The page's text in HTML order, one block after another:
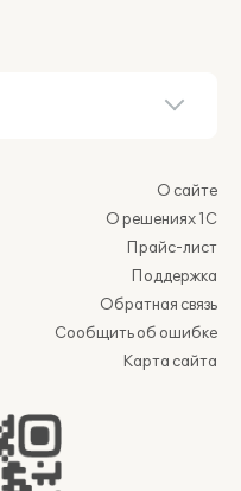
О сайте
О решениях 1С
Прайс-лист
Поддержка
Обратная связь
Сообщить об ошибке
Карта сайта